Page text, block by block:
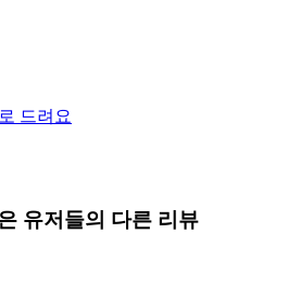
드려요
유저들의 다른 리뷰